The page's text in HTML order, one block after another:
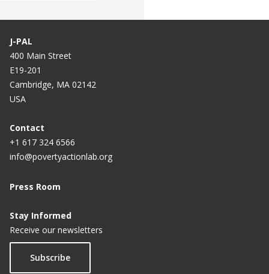
J-PAL
400 Main Street
E19-201
Cambridge, MA 02142
USA
Contact
+1 617 324 6566
info@povertyactionlab.org
Press Room
Stay Informed
Receive our newsletters
Subscribe